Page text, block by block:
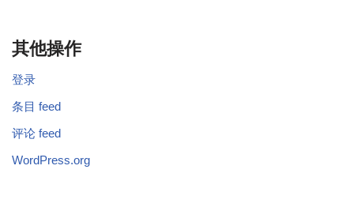
其他操作
登录
条目 feed
评论 feed
WordPress.org